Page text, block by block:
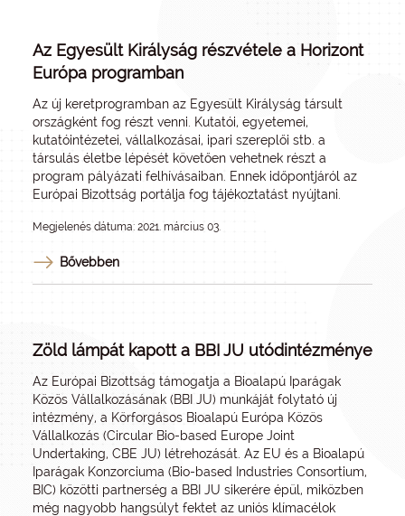
Az Egyesült Királyság részvétele a Horizont
Európa programban
Az új keretprogramban az Egyesült Királyság társult
országként fog részt venni. Kutatói, egyetemei,
kutatóintézetei, vállalkozásai, ipari szereplői stb. a
társulás életbe lépését követően vehetnek részt a
program pályázati felhívásaiban. Ennek időpontjáról az
Európai Bizottság portálja fog tájékoztatást nyújtani.
Megjelenés dátuma: 2021. március 03.
Bővebben
Zöld lámpát kapott a BBI JU utódintézménye
Az Európai Bizottság támogatja a Bioalapú Iparágak
Közös Vállalkozásának (BBI JU) munkáját folytató új
intézmény, a Körforgásos Bioalapú Európa Közös
Vállalkozás (Circular Bio-based Europe Joint
Undertaking, CBE JU) létrehozását. Az EU és a Bioalapú
Iparágak Konzorciuma (Bio-based Industries Consortium,
BIC) közötti partnerség a BBI JU sikerére épül, miközben
még nagyobb hangsúlyt fektet az uniós klímacélok